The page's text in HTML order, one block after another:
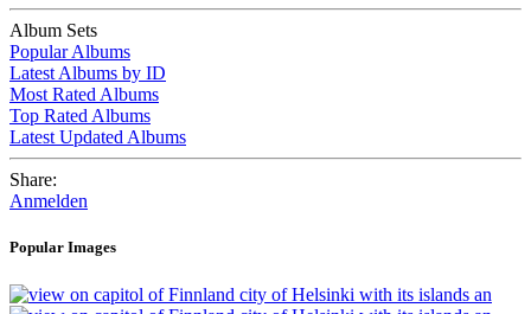
Album Sets
Popular Albums
Latest Albums by ID
Most Rated Albums
Top Rated Albums
Latest Updated Albums
Share:
Anmelden
Popular Images